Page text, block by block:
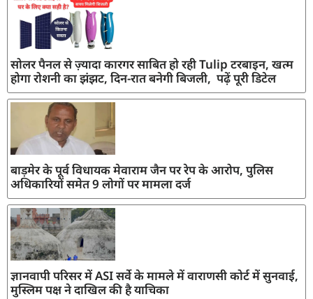
सोलर पैनल से ज़्यादा कारगर साबित हो रही Tulip टरबाइन, खत्म
होगा रोशनी का झंझट, दिन-रात बनेगी बिजली, पढ़ें पूरी डिटेल
बाड़मेर के पूर्व विधायक मेवाराम जैन पर रेप के आरोप, पुलिस
अधिकारियों समेत 9 लोगों पर मामला दर्ज
ज्ञानवापी परिसर में ASI सर्वे के मामले में वाराणसी कोर्ट में सुनवाई,
मुस्लिम पक्ष ने दाखिल की है याचिका